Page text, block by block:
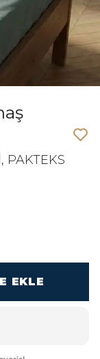
PAKTEKS
EKLE